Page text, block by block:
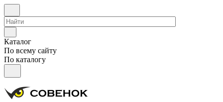
Каталог
По всему сайту
По каталогу